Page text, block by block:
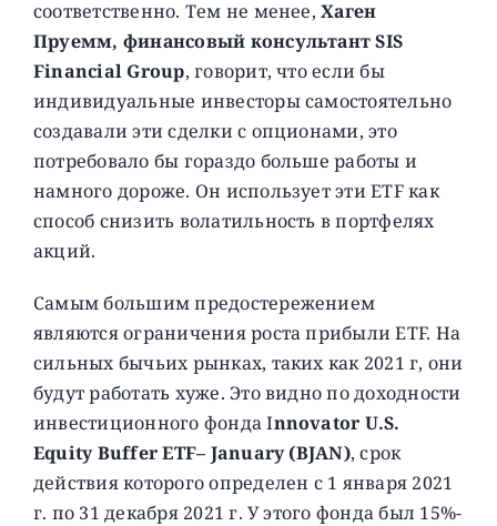
соответственно. Тем не менее,Хаген
Пруемм, финансовый консультант SIS
Financial Group, говорит, что если бы
индивидуальные инвесторы самостоятельно
создавали эти сделки с опционами, это
потребовало бы гораздо больше работы и
намного дороже. Он использует эти ETF как
способ снизить волатильность в портфелях
акций.
Самым большим предостережением
являются ограничения роста прибыли ETF. На
сильных бычьих рынках, таких как 2021 г, они
будут работать хуже. Это видно по доходности
инвестиционного фонда Innovator U.S.
Equity Buffer ETF– January (BJAN), срок
действия которого определен с 1 января 2021
г. по 31 декабря 2021 г. У этого фонда был 15%-